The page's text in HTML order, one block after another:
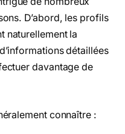
D’abord, les profils
naturellement la
détaillées
davantage de
connaître :